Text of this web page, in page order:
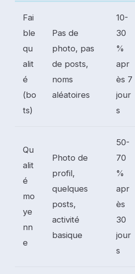
Fai
ble
qu
alit
é
(bo
ts)
Pas de
photo, pas
de posts,
noms
aléatoires
10-
30
%
apr
ès 7
jour
s
Qu
alit
é
mo
ye
nn
e
Photo de
profil,
quelques
posts,
activité
basique
50-
70
%
apr
ès
30
jour
s